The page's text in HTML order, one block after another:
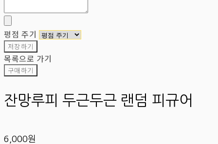
평점 주기
저장하기
목록으로 가기
구매하기
잔망루피 두근두근 랜덤 피규어
6,000원